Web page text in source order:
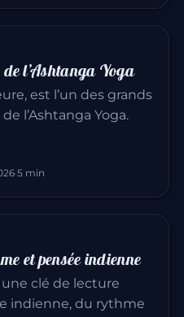
l’Ashtanga Yoga
est l’un des grands
l’Ashtanga Yoga.
·5 min
et pensée indienne
clé de lecture
indienne, du rythme